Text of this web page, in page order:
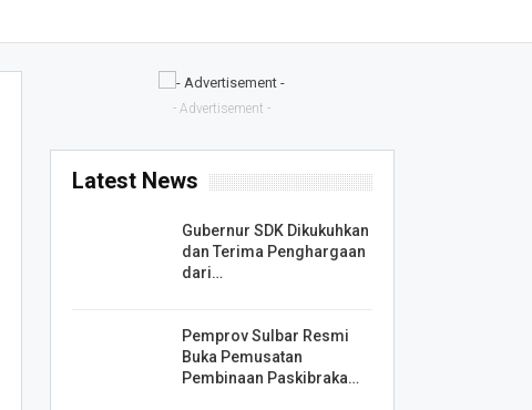
- Advertisement -
Latest News
Gubernur SDK Dikukuhkan
dan Terima Penghargaan
dari…
Pemprov Sulbar Resmi
Buka Pemusatan
Pembinaan Paskibraka…